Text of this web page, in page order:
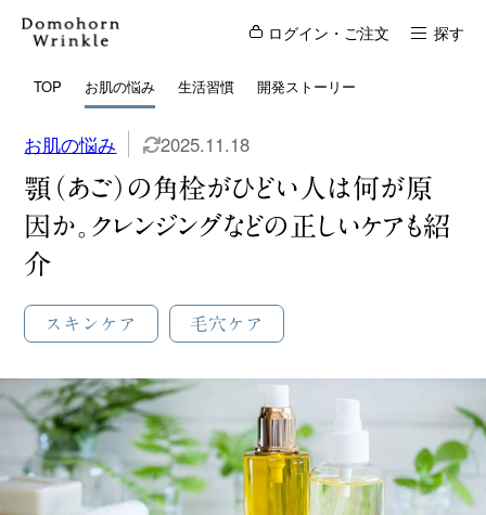
ログイン・ご注文 探す
TOP お肌の悩み 生活習慣 開発ストーリー
お肌の悩み 2025.11.18
顎（あご）の角栓がひどい人は何が原
因か。クレンジングなどの正しいケアも紹
介
スキンケア 毛穴ケア